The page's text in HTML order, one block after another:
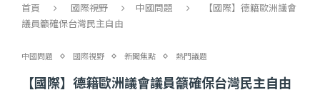
首頁 國際視野 中國問題
【國際】德籍歐洲議會
議員籲確保台灣民主自由
中國問題 國際視野 新聞焦點 熱門議題
【國際】德籍歐洲議會議員籲確保台灣民主自由